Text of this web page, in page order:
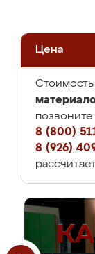
Цена
8 (800)
8 (926)